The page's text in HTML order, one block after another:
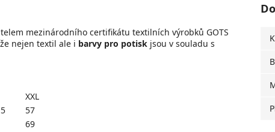
mezinárodního certifikátu textilních výrobků GOTS
nejen textil ale i barvy pro potisk jsou v souladu s
XXL
57
69